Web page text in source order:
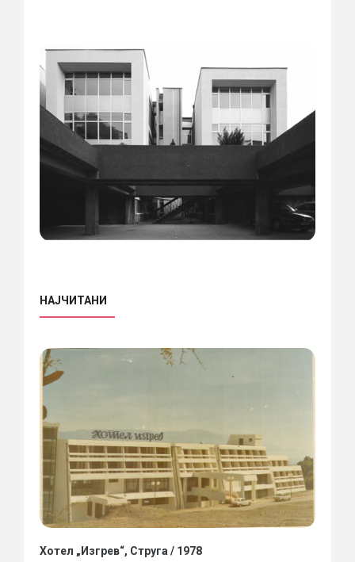
НАЈЧИТАНИ
Хотел „Изгрев“, Струга / 1978